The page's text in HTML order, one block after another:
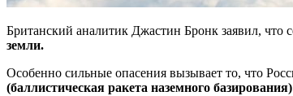
Британский аналитик Джастин Бронк заявил, что
земли.
Особенно сильные опасения вызывает то, что
(баллистическая ракета наземного